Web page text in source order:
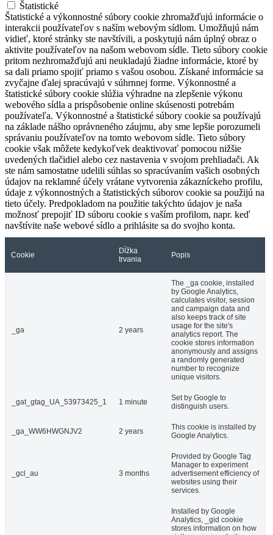
Štatistické
Štatistické a výkonnostné súbory cookie zhromažďujú informácie o
interakcii používateľov s naším webovým sídlom. Umožňujú nám
vidieť, ktoré stránky ste navštívili, a poskytujú nám úplný obraz o
aktivite používateľov na našom webovom sídle. Tieto súbory cookie
pritom nezhromažďujú ani neukladajú žiadne informácie, ktoré by
sa dali priamo spojiť priamo s vašou osobou. Získané informácie sa
zvyčajne ďalej spracúvajú v súhrnnej forme. Výkonnostné a
štatistické súbory cookie slúžia výhradne na zlepšenie výkonu
webového sídla a prispôsobenie online skúsenosti potrebám
používateľa. Výkonnostné a štatistické súbory cookie sa používajú
na základe nášho oprávneného záujmu, aby sme lepšie porozumeli
správaniu používateľov na tomto webovom sídle. Tieto súbory
cookie však môžete kedykoľvek deaktivovať pomocou nižšie
uvedených tlačidiel alebo cez nastavenia v svojom prehliadači. Ak
ste nám samostatne udelili súhlas so spracúvaním vašich osobných
údajov na reklamné účely vrátane vytvorenia zákazníckeho profilu,
údaje z výkonnostných a štatistických súborov cookie sa použijú na
tieto účely. Predpokladom na použitie takýchto údajov je naša
možnosť prepojiť ID súboru cookie s vaším profilom, napr. keď
navštívite naše webové sídlo a prihlásite sa do svojho konta.
Cookie
Dĺžka
trvania
Popis
_ga 2 years
The _ga cookie, installed
by Google Analytics,
calculates visitor, session
and campaign data and
also keeps track of site
usage for the site's
analytics report. The
cookie stores information
anonymously and assigns
a randomly generated
number to recognize
unique visitors.
_gat_gtag_UA_53973425_1 1 minute
Set by Google to
distinguish users.
_ga_WW6HWGNJV2 2 years
This cookie is installed by
Google Analytics.
_gcl_au 3 months
Provided by Google Tag
Manager to experiment
advertisement efficiency of
websites using their
services.
Installed by Google
Analytics, _gid cookie
stores information on how